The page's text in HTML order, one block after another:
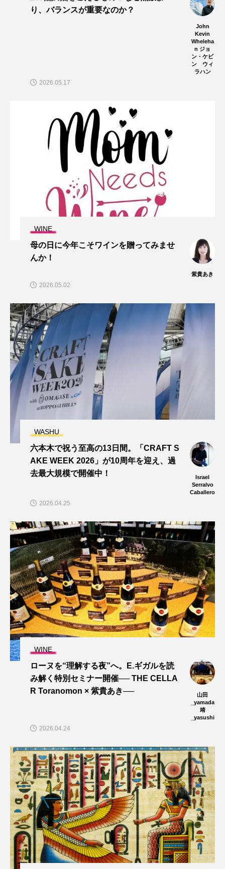
り、バランスが重要なのか？
John
Kevin
Wheleha
n ジョ
ン・ケビ
ン ウィ
ラハン
2026.05.17
WINE
母の日に今年こそワインを贈ってみませ
んか！
紫貴あき
2026.05.02
WASHU
六本木で祝う至高の13日間。「CRAFT S
AKE WEEK 2026」が10周年を迎え、過
去最大規模で開催中！
Israel
Serralvo
Caballero
2026.04.25
WINE
ローヌを“理解する夜”へ。E.ギガルを読
み解く特別セミナー開催── THE CELLA
R Toranomon × 紫貴あき──
山田
_yamada
靖
_yasushi
2026.04.24